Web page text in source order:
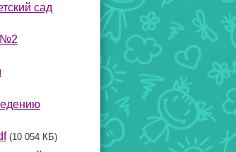
сад
№2
(10 054 КБ)